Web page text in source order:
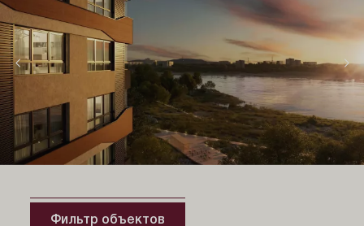
Фильтр объектов